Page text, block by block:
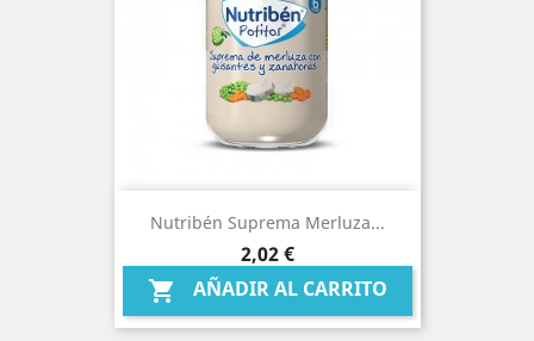
Nutribén Suprema Merluza...
Precio
2,02 €
 AÑADIR AL CARRITO